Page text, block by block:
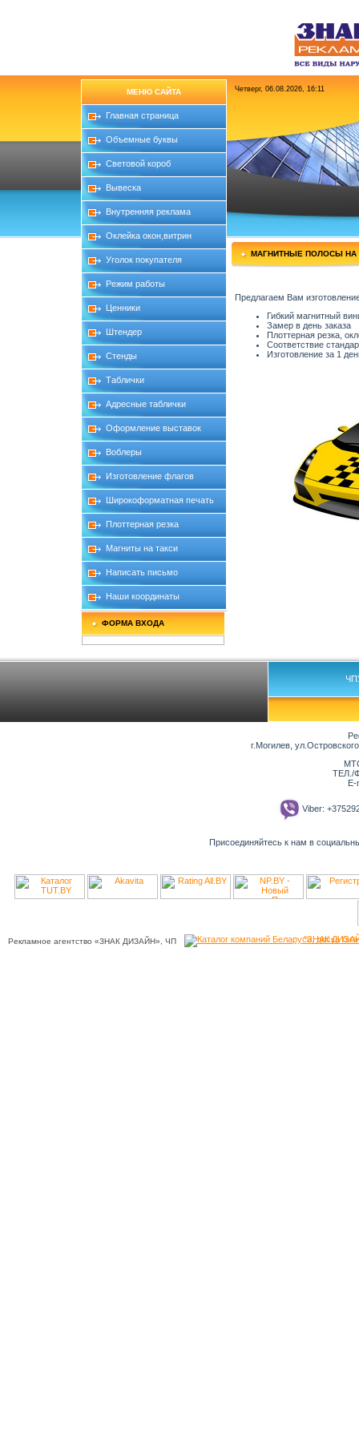
МЕНЮ САЙТА
Главная страница
Объемные буквы
Световой короб
Вывеска
Внутренняя реклама
Оклейка окон,витрин
Уголок покупателя
Режим работы
Ценники
Штендер
Стенды
Таблички
Адресные таблички
Оформление выставок
Воблеры
Изготовление флагов
Широкоформатная печать
Плоттерная резка
Магниты на такси
Написать письмо
Наши координаты
ФОРМА ВХОДА
Четверг, 06.08.2026, 16:11
МАГНИТНЫЕ ПОЛОСЫ НА
Предлагаем Вам
Гибкий магнитный
Замер в день заказа
Плоттерная резка,
Соответствие
Изготовление за 1
г.Могилев,
ТЕЛ./
E-
Viber:
Присоединяйтесь к нам в
Рекламное агентство «ЗНАК ДИЗАЙН», ЧП "ЗНАК